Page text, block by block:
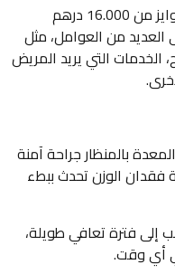
يبدأ سعر جراحة ربط المعدة في بيوتي وايز من 16.000 درهم
العديد من العوامل، مثل
الخدمات التي يريد المريض
بالمنظار جراحة آمنة
فقدان الوزن تحدث ببطء
إلى فترة تعافي طويلة،
أي وقت.